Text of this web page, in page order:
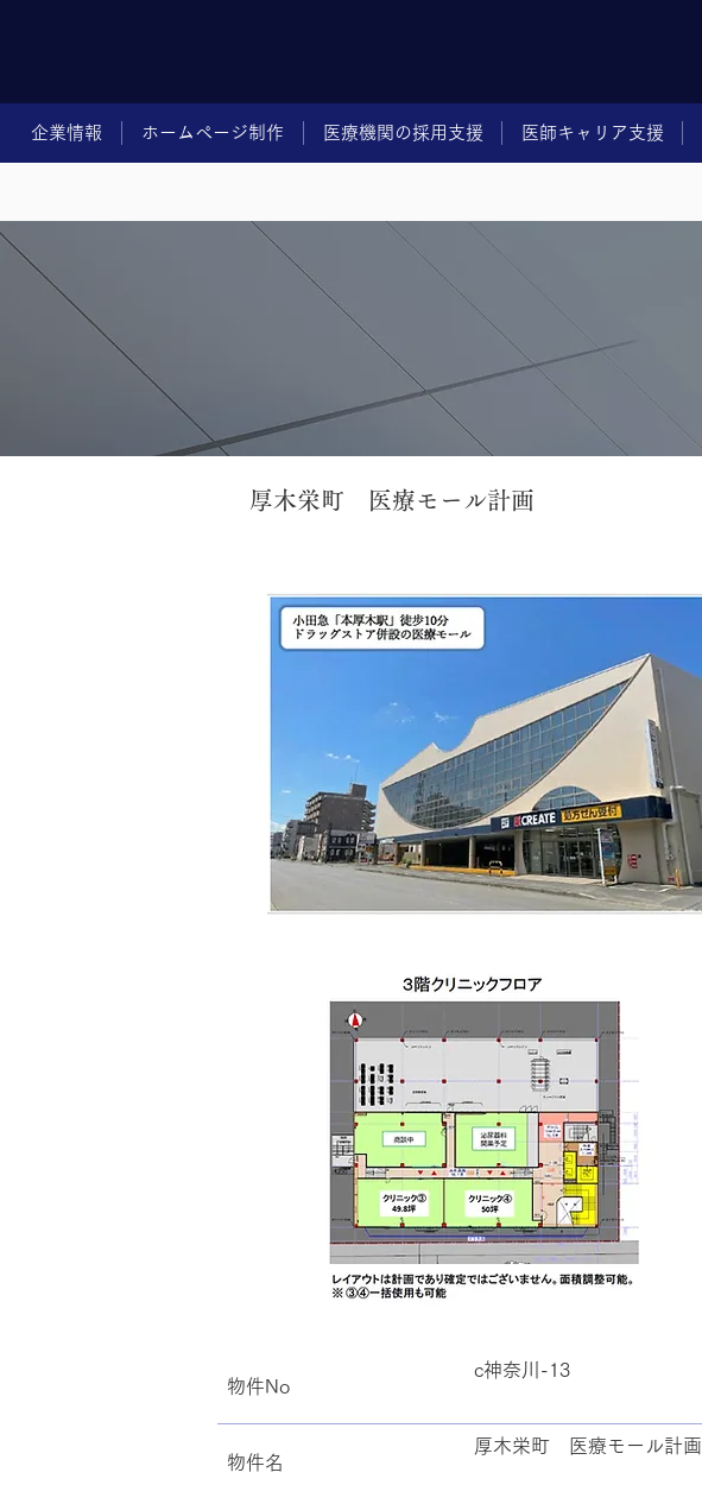
企業情報 ホームページ制作 医療機関の採用支援 医師キャリア支援
厚木栄町 医療モール計画
物件No
c神奈川-13
​物件名
厚木栄町 医療モール計画